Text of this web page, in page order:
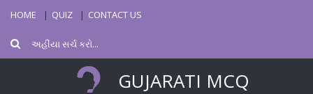
HOME QUIZ CONTACT US
GUJARATI MCQ